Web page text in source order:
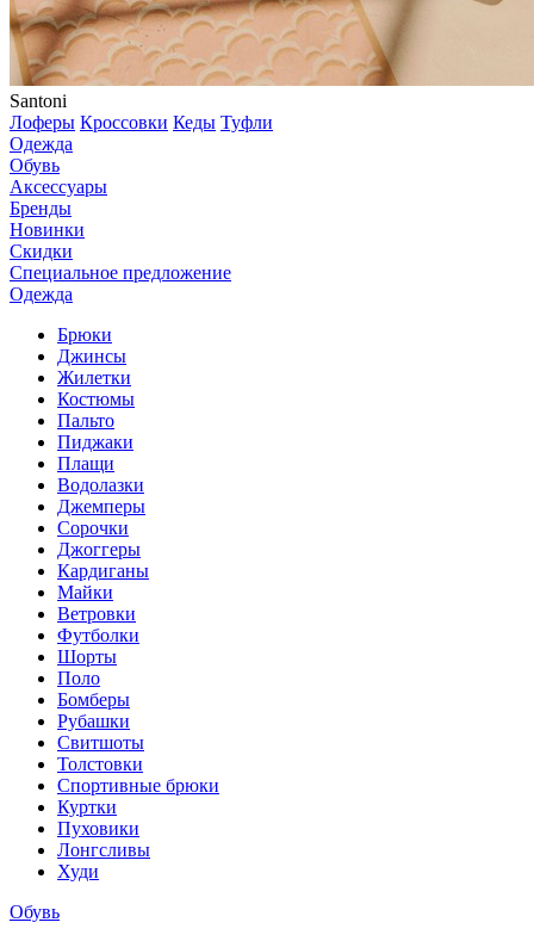
Santoni
Лоферы Кроссовки Кеды Туфли
Одежда
Обувь
Аксессуары
Бренды
Новинки
Скидки
Специальное предложение
Одежда
Брюки
Джинсы
Жилетки
Костюмы
Пальто
Пиджаки
Плащи
Водолазки
Джемперы
Сорочки
Джоггеры
Кардиганы
Майки
Ветровки
Футболки
Шорты
Поло
Бомберы
Рубашки
Свитшоты
Толстовки
Спортивные брюки
Куртки
Пуховики
Лонгсливы
Худи
Обувь